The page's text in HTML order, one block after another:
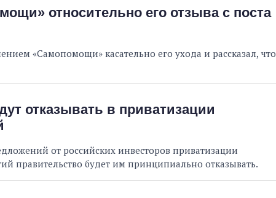
относительно его отзыва с поста
«Самопомощи» касательно его ухода и рассказал, что
отказывать в приватизации
от российских инвесторов приватизации
правительство будет им принципиально отказывать.